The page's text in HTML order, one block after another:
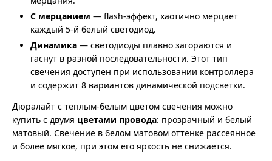
С мерцанием — flash-эффект, хаотично мерцает
каждый 5-й белый светодиод.
Динамика — светодиоды плавно загораются и
гаснут в разной последовательности. Этот тип
свечения доступен при использовании контроллера
и содержит 8 вариантов динамической подсветки.
Дюралайт с тёплым-белым цветом свечения можно
купить с двумя цветами провода: прозрачный и белый
матовый. Свечение в белом матовом оттенке рассеянное
и более мягкое, при этом его яркость не снижается.